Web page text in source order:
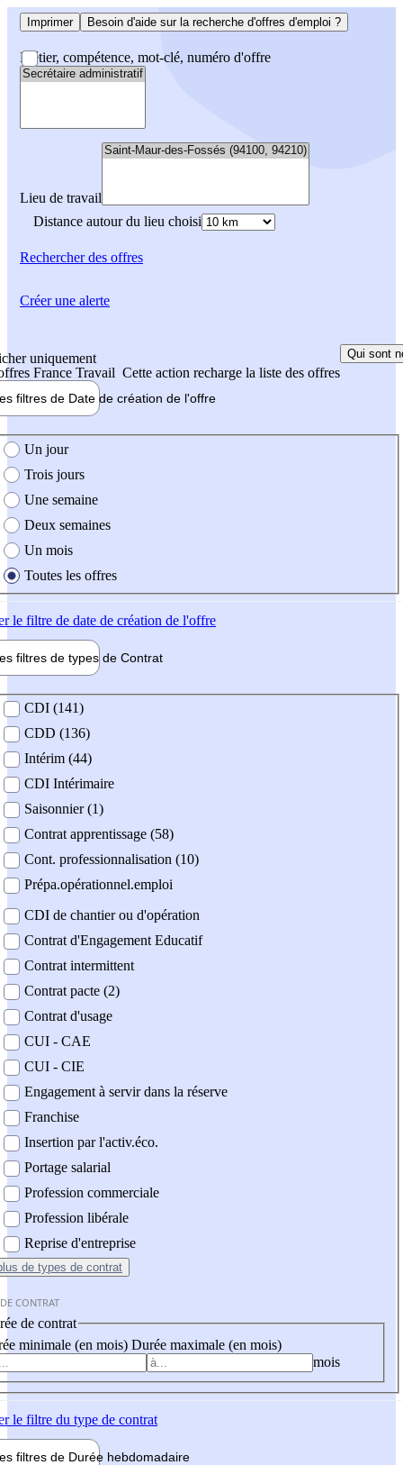
Imprimer Besoin d'aide sur la recherche d'offres d'emploi ?
Métier, compétence, mot-clé, numéro d'offre
Lieu de travail
Distance autour du lieu choisi
Rechercherdes offres
uniquement
France Travail Cette action recharge la liste des offres
Qui sont
filtres de Date de création de l'offre
création de l'offre
Un jour
Trois jours
Une semaine
Deux semaines
Un mois
Toutes les offres
le filtre de date de création de l'offre
filtres de types de Contrat
contrat
CDI (141)
CDD (136)
Intérim (44)
CDI Intérimaire
Saisonnier (1)
Contrat apprentissage (58)
Cont. professionnalisation (10)
Prépa.opérationnel.emploi
CDI de chantier ou d'opération
Contrat d'Engagement Educatif
Contrat intermittent
Contrat pacte (2)
Contrat d'usage
CUI - CAE
CUI - CIE
Engagement à servir dans la réserve
Franchise
Insertion par l'activ.éco.
Portage salarial
Profession commerciale
Profession libérale
Reprise d'entreprise
de types de contrat
CONTRAT
de contrat
minimale (en mois) Durée maximale (en mois)
mois
le filtre du type de contrat
filtres de Durée hebdomadaire
Créer une alerte